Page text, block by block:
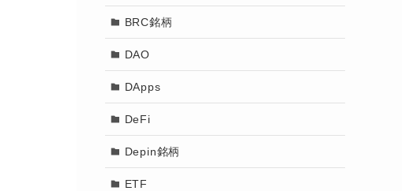
BRC銘柄
DAO
DApps
DeFi
Depin銘柄
ETF